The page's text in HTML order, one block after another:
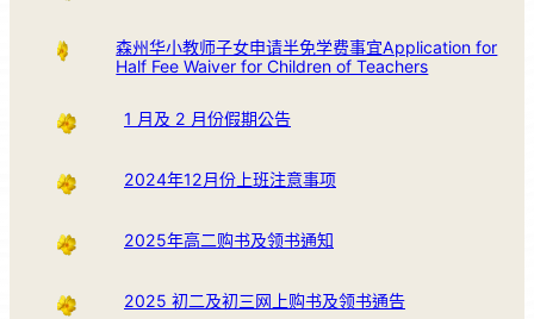
森州华小教师子女申请半免学费事宜Application for
Half Fee Waiver for Children of Teachers
1 月及 2 月份假期公告
2024年12月份上班注意事项
2025年高二购书及领书通知
2025 初二及初三网上购书及领书通告